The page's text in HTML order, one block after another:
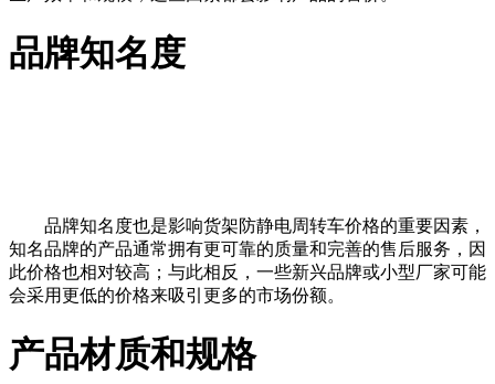
品牌知名度
品牌知名度也是影响货架防静电周转车价格的重要因素，
知名品牌的产品通常拥有更可靠的质量和完善的售后服务，因
此价格也相对较高；与此相反，一些新兴品牌或小型厂家可能
会采用更低的价格来吸引更多的市场份额。
产品材质和规格